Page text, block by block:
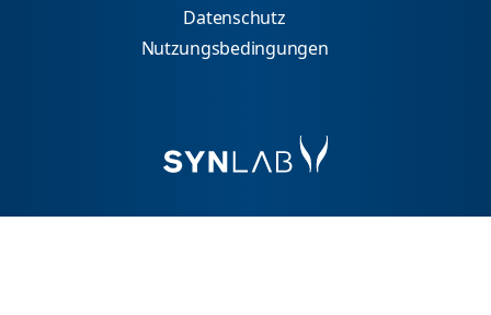
Datenschutz
Nutzungsbedingungen